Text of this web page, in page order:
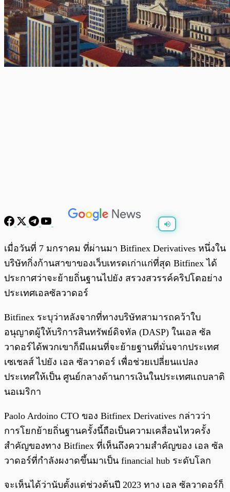
พร้อมเล่น 0:00
เมื่อวันที่ 7 มกราคม ที่ผ่านมา Bitfinex Derivatives หนึ่งใน
บริษัทกิ่งก้านสาขาของเว็บเทรดเก่าแก่ที่สุด Bitfinex ได้
ประกาศว่าจะย้ายถิ่นฐานไปยัง สรวงสวรรค์คริปโตอย่าง
ประเทศเอลซัลวาดอร์
Bitfinex ระบุว่าหลังจากที่ทางบริษัทสามารถคว้าใบ
อนุญาตผู้ให้บริการสินทรัพย์ดิจทัล (DASP) ในเอล ซัล
วาดอร์ได้พวกเขาก็มีแผนที่จะย้ายฐานที่มั่นจากประเทศ
เซเชลส์ ไปยัง เอล ซัลวาดอร์ เพื่อช่วยเปลี่ยนแปลง
ประเทศให้เป็น ศูนย์กลางด้านการเงินในประเทศแถบลาติ
นอเมริกา
Paolo Ardoino CTO ของ Bitfinex Derivatives กล่าวว่า
การโยกย้ายถิ่นฐานครั้งนี้ถือเป็นความเคลื่อนไหวครั้ง
สำคัญของทาง Bitfinex ที่เห็นถึงความสำคัญของ เอล ซัล
วาดอร์ที่กำลังผงาดขึ้นมาเป็น financial hub ระดับโลก
จะเห็นได้ว่านับตั้งแต่ช่วงต้นปี 2023 ทาง เอล ซัลวาดอร์ก็